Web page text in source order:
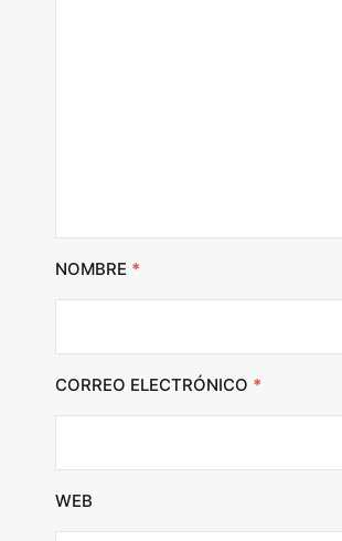
NOMBRE *
CORREO ELECTRÓNICO *
WEB